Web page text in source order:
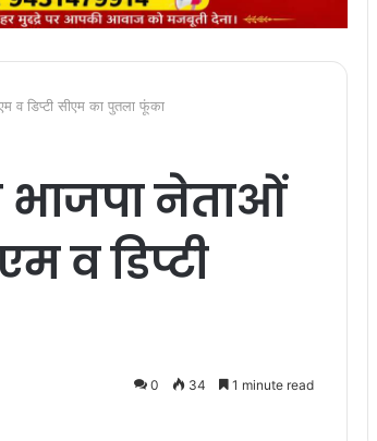
व डिप्टी सीएम का पुतला फूंका
भाजपा नेताओं
व डिप्टी
0 34 1 minute read